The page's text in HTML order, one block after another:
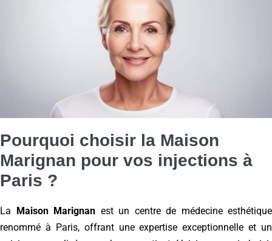
Pourquoi choisir la Maison
Marignan pour vos injections à
Paris ?
La Maison Marignan est un centre de médecine esthétique
renommé à Paris, offrant une expertise exceptionnelle et un